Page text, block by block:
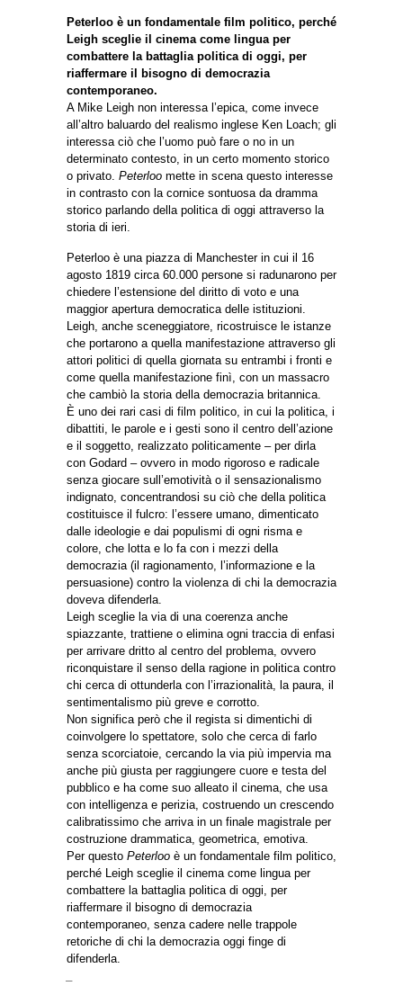
Peterloo è un fondamentale film politico, perché
Leigh sceglie il cinema come lingua per
combattere la battaglia politica di oggi, per
riaffermare il bisogno di democrazia
contemporaneo.
A Mike Leigh non interessa l’epica, come invece
all’altro baluardo del realismo inglese Ken Loach; gli
interessa ciò che l’uomo può fare o no in un
determinato contesto, in un certo momento storico
o privato. Peterloo mette in scena questo interesse
in contrasto con la cornice sontuosa da dramma
storico parlando della politica di oggi attraverso la
storia di ieri.
Peterloo è una piazza di Manchester in cui il 16
agosto 1819 circa 60.000 persone si radunarono per
chiedere l’estensione del diritto di voto e una
maggior apertura democratica delle istituzioni.
Leigh, anche sceneggiatore, ricostruisce le istanze
che portarono a quella manifestazione attraverso gli
attori politici di quella giornata su entrambi i fronti e
come quella manifestazione finì, con un massacro
che cambiò la storia della democrazia britannica.
È uno dei rari casi di film politico, in cui la politica, i
dibattiti, le parole e i gesti sono il centro dell’azione
e il soggetto, realizzato politicamente – per dirla
con Godard – ovvero in modo rigoroso e radicale
senza giocare sull’emotività o il sensazionalismo
indignato, concentrandosi su ciò che della politica
costituisce il fulcro: l’essere umano, dimenticato
dalle ideologie e dai populismi di ogni risma e
colore, che lotta e lo fa con i mezzi della
democrazia (il ragionamento, l’informazione e la
persuasione) contro la violenza di chi la democrazia
doveva difenderla.
Leigh sceglie la via di una coerenza anche
spiazzante, trattiene o elimina ogni traccia di enfasi
per arrivare dritto al centro del problema, ovvero
riconquistare il senso della ragione in politica contro
chi cerca di ottunderla con l’irrazionalità, la paura, il
sentimentalismo più greve e corrotto.
Non significa però che il regista si dimentichi di
coinvolgere lo spettatore, solo che cerca di farlo
senza scorciatoie, cercando la via più impervia ma
anche più giusta per raggiungere cuore e testa del
pubblico e ha come suo alleato il cinema, che usa
con intelligenza e perizia, costruendo un crescendo
calibratissimo che arriva in un finale magistrale per
costruzione drammatica, geometrica, emotiva.
Per questo Peterloo è un fondamentale film politico,
perché Leigh sceglie il cinema come lingua per
combattere la battaglia politica di oggi, per
riaffermare il bisogno di democrazia
contemporaneo, senza cadere nelle trappole
retoriche di chi la democrazia oggi finge di
difenderla.